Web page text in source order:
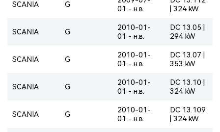
SCANIA G
01 - н.в.
| 324 kW
SCANIA G
2010-01-
01 - н.в.
DC 13.05 |
294 kW
SCANIA G
2010-01-
01 - н.в.
DC 13.07 |
353 kW
SCANIA G
2010-01-
01 - н.в.
DC 13.10 |
324 kW
SCANIA G
2010-01-
01 - н.в.
DC 13.109
| 324 kW